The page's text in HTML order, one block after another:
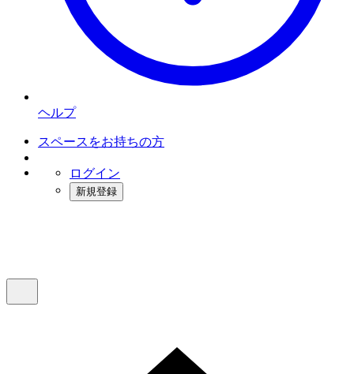
ヘルプ
スペースをお持ちの方
ログイン
新規登録